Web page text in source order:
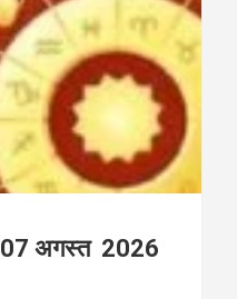
07 अगस्त 2026